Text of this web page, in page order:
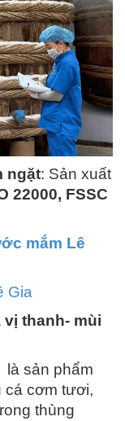
ngặt: Sản xuất
22000, FSSC
mắm Lê
Gia
thanh- mùi
là sản phẩm
cá cơm tươi,
thùng